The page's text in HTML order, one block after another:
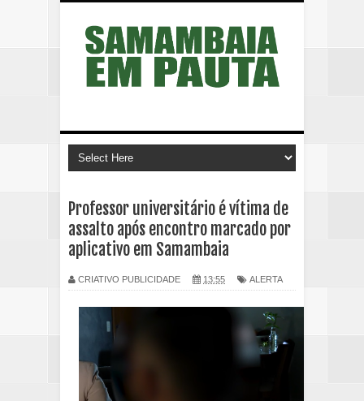
Professor universitário é vítima de
assalto após encontro marcado por
aplicativo em Samambaia
CRIATIVO PUBLICIDADE 13:55 ALERTA